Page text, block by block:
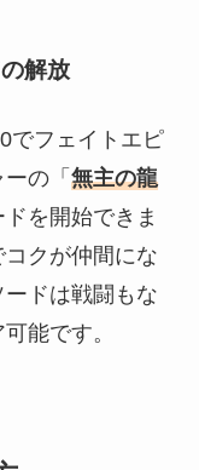
解放
でフェイトエピ
の「 無主の龍
を開始できま
クが仲間にな
ドは戦闘もな
能です。